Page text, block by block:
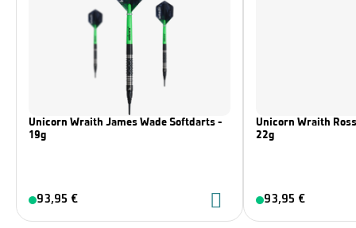
Unicorn Wraith James Wade Softdarts -
19g
93,95 €
Unicorn Wraith
22g
93,95 €